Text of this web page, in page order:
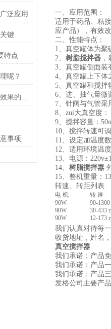
泛应用
键
特点
呢？
不同乳化方法对抗原佐剂混合效果的影响分析
事项
一、应用范围：
适用于药品、粘
应产品），有效
二、性能特点：
1、真空罐体为聚
2、 树脂搅拌器
3、真空罐侧面装
4、真空罐上下体
5、真空罐和搅拌
6、进、抽气量微
7、针阀与气管采
8、zui大真空度：
9、搅拌容量：
10、搅拌转速可调
11、设定加温度
12、适用环境
13、电源：
14、 树脂搅拌器
15、整机重量：
转速、转距列表
电 机 转 速
90W
90-
90W
30-433
90W
12-173
我们认真对待每
收货地址，姓名
真空搅拌器
我们承诺：产品
我们承诺：产品
我们承诺：产品
发格公司主要产